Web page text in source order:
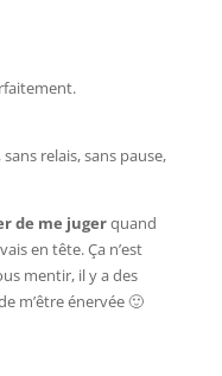
relais, sans pause,
de me jugerquand
en tête. Ça n’est
mentir, il y a des
m’être énervée 🙂